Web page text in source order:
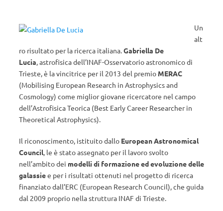
Un
alt
ro risultato per la ricerca italiana.Gabriella De
Lucia, astrofisica dell’INAF-Osservatorio astronomico di
Trieste, è la vincitrice per il 2013 del premio MERAC
(Mobilising European Research in Astrophysics and
Cosmology) come miglior giovane ricercatore nel campo
dell’Astrofisica Teorica (Best Early Career Researcher in
Theoretical Astrophysics).
Il riconoscimento, istituito dallo European Astronomical
Council, le è stato assegnato per il lavoro svolto
nell’ambito dei modelli di formazione ed evoluzione delle
galassiee per i risultati ottenuti nel progetto di ricerca
finanziato dall’ERC (European Research Council), che guida
dal 2009 proprio nella struttura INAF di Trieste.